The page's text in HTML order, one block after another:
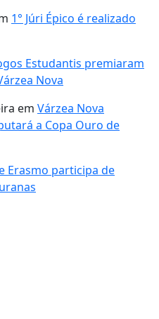
1° Júri Épico é realizado
Estudantis premiaram
Nova
em Várzea Nova
a Copa Ouro de
Erasmo participa de